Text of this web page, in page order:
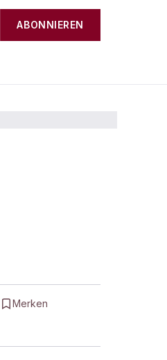
ABONNIEREN
Merken